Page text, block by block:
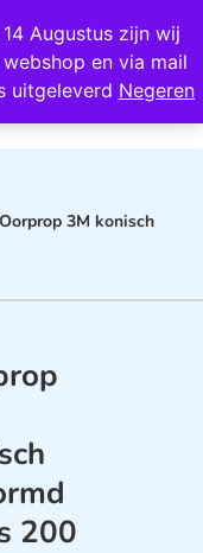
Augustus zijn wij
en via mail
uitgeleverd Negeren
Google
3M konisch
200